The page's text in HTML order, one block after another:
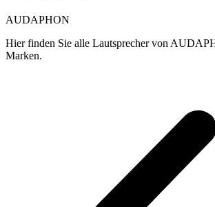
AUDAPHON
Hier finden Sie alle Lautsprecher von
Marken.